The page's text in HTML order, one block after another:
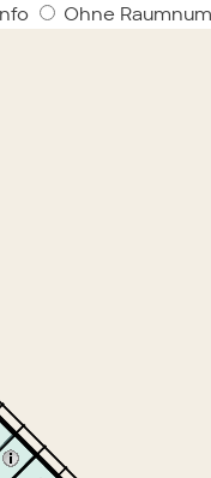
Ohne